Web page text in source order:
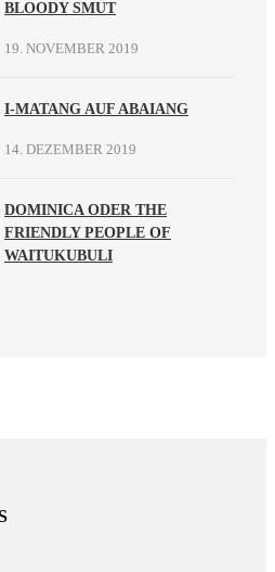
BLOODY SMUT
19. NOVEMBER 2019
I-MATANG AUF ABAIANG
14. DEZEMBER 2019
DOMINICA ODER THE
FRIENDLY PEOPLE OF
WAITUKUBULI